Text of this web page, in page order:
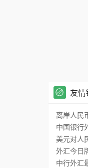
友
离岸人民
中国银行
美元对人
外汇今日
中行外汇